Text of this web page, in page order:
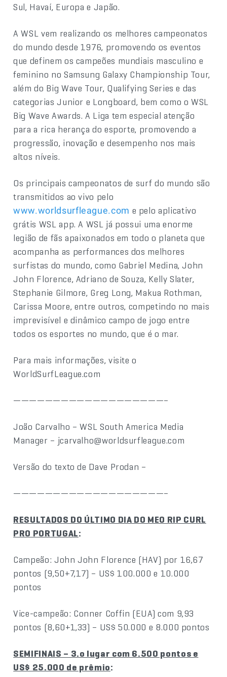
Sul, Havaí, Europa e Japão.
A WSL vem realizando os melhores campeonatos
do mundo desde 1976, promovendo os eventos
que definem os campeões mundiais masculino e
feminino no Samsung Galaxy Championship Tour,
além do Big Wave Tour, Qualifying Series e das
categorias Junior e Longboard, bem como o WSL
Big Wave Awards. A Liga tem especial atenção
para a rica herança do esporte, promovendo a
progressão, inovação e desempenho nos mais
altos níveis.
Os principais campeonatos de surf do mundo são
transmitidos ao vivo pelo
www.worldsurfleague.com e pelo aplicativo
grátis WSL app. A WSL já possui uma enorme
legião de fãs apaixonados em todo o planeta que
acompanha as performances dos melhores
surfistas do mundo, como Gabriel Medina, John
John Florence, Adriano de Souza, Kelly Slater,
Stephanie Gilmore, Greg Long, Makua Rothman,
Carissa Moore, entre outros, competindo no mais
imprevisível e dinâmico campo de jogo entre
todos os esportes no mundo, que é o mar.
Para mais informações, visite o
WorldSurfLeague.com
———————————————————–
João Carvalho – WSL South America Media
Manager – jcarvalho@worldsurfleague.com
Versão do texto de Dave Prodan –
———————————————————–
RESULTADOS DO ÚLTIMO DIA DO MEO RIP CURL
PRO PORTUGAL:
Campeão: John John Florence (HAV) por 16,67
pontos (9,50+7,17) – US$ 100.000 e 10.000
pontos
Vice-campeão: Conner Coffin (EUA) com 9,93
pontos (8,60+1,33) – US$ 50.000 e 8.000 pontos
SEMIFINAIS – 3.o lugar com 6.500 pontos e
US$ 25.000 de prêmio: